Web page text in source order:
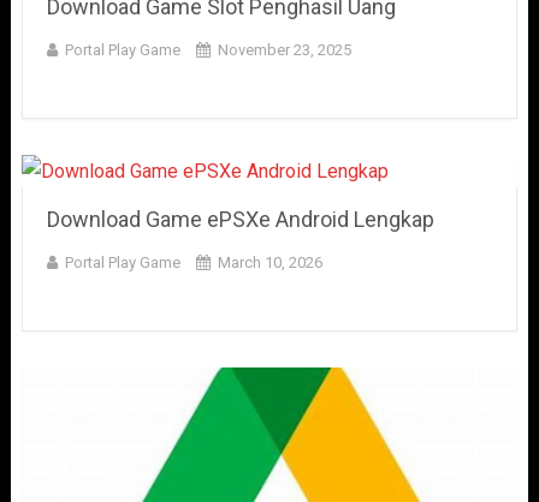
Download Game Slot Penghasil Uang
Portal Play Game November 23, 2025
Download Game ePSXe Android Lengkap
Portal Play Game March 10, 2026